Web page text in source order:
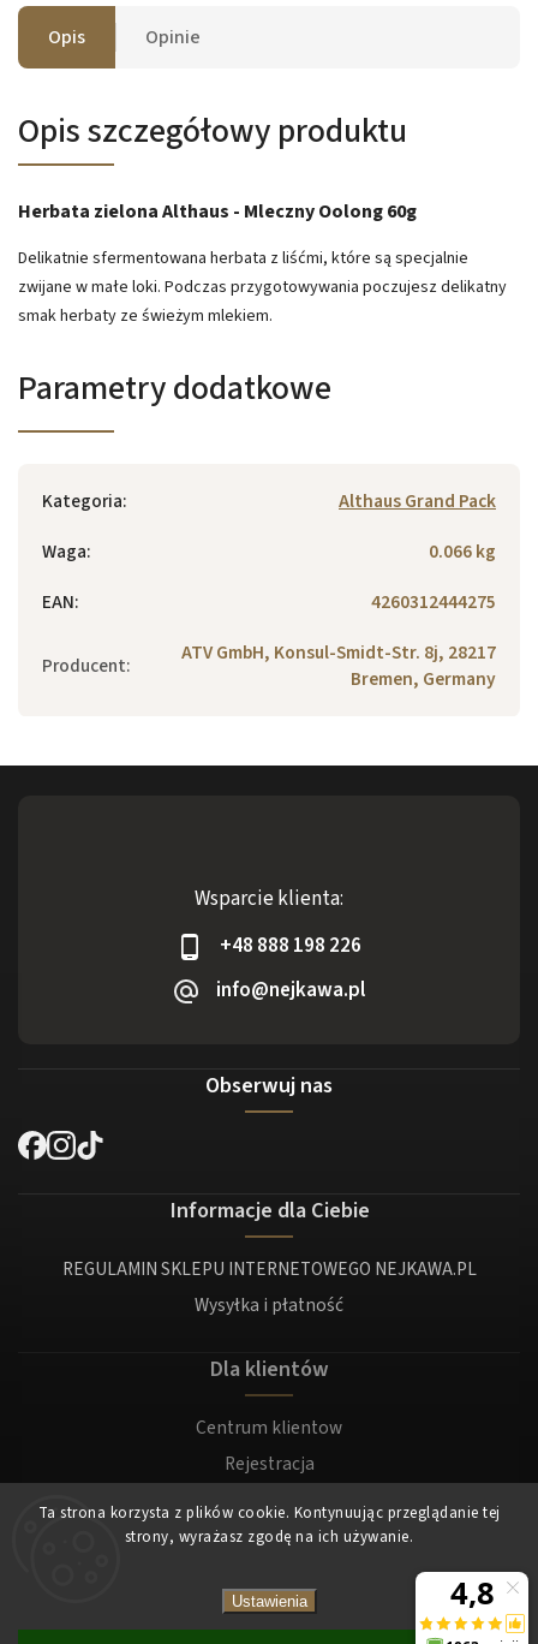
Ta strona korzysta z plików cookie. Kontynuując przeglądanie tej
strony, wyrażasz zgodę na ich używanie.
Ustawienia
Opis Opinie
Opis szczegółowy produktu
Herbata zielona Althaus - Mleczny Oolong 60g
Delikatnie sfermentowana herbata z liśćmi, które są specjalnie
zwijane w małe loki. Podczas przygotowywania poczujesz delikatny
smak herbaty ze świeżym mlekiem.
Parametry dodatkowe
Kategoria:
Althaus Grand Pack
Waga:
0.066 kg
EAN: 4260312444275
Producent:
ATV GmbH, Konsul-Smidt-Str. 8j, 28217
Bremen, Germany
Wsparcie klienta:
+48 888 198 226
info@nejkawa.pl
Obserwuj nas
Informacje dla Ciebie
REGULAMIN SKLEPU INTERNETOWEGO NEJKAWA.PL
Wysyłka i płatność
Dla klientów
Centrum klientow
Rejestracja
Zaloguj sie
Nejkawa. Wszystkie prawa zastrzeżone.